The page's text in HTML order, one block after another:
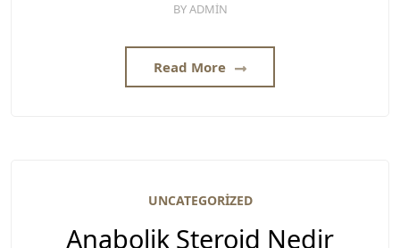
BYADMIN
Read More
UNCATEGORIZED
Anabolik Steroid Nedir